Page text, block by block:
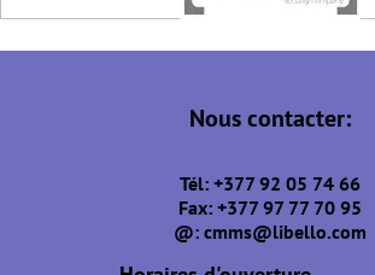
Nous contacter:
Tél: +377 92 05 74 66
Fax: +377 97 77 70 95
@: cmms@libello.com